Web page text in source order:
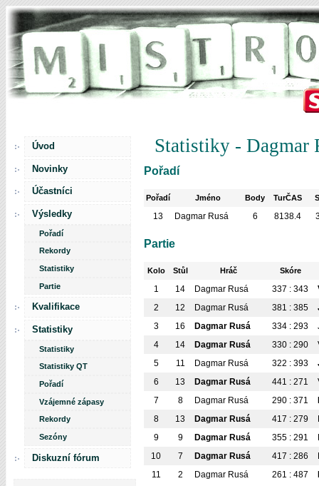
Úvod
Novinky
Účastníci
Výsledky
Pořadí
Rekordy
Statistiky
Partie
Kvalifikace
Statistiky
Statistiky
Statistiky QT
Pořadí
Vzájemné zápasy
Rekordy
Sezóny
Diskuzní fórum
Statistiky - Dagmar
Pořadí
Pořadí Jméno Body TurČAS
13 Dagmar Rusá 6 8138.4
Partie
Kolo Stůl Hráč Skóre
1 14 Dagmar Rusá 337 : 343
2
12 Dagmar Rusá 381 : 385
3
16 Dagmar Rusá 334 : 293
4
14 Dagmar Rusá 330 : 290
5
11 Dagmar Rusá 322 : 393
6
13 Dagmar Rusá 441 : 271
7
8 Dagmar Rusá 290 : 371
8
13 Dagmar Rusá 417 : 279
9
9 Dagmar Rusá 355 : 291
10
7 Dagmar Rusá 417 : 286
11
2 Dagmar Rusá 261 : 487